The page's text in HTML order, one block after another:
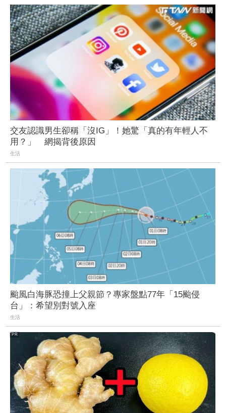
交友認識男生卻稱「沒IG」！她驚「真的有年輕人不
用？」 網揭背後原因
生活
颱風白海豚恐撞上父親節？專家盤點77年「15颱侵
台」：希望別對號入座
生活